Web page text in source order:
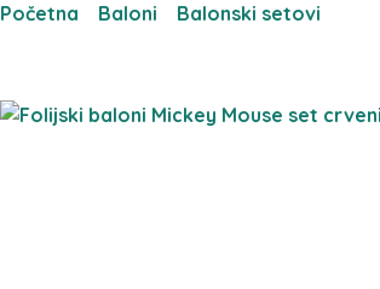
Početna Baloni Balonski setovi